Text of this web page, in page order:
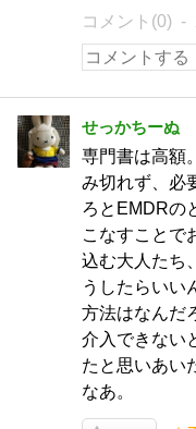
コメント(0)
せっかちーぬ
専門書は高額
み切れず、必
ろとEMDRの
こなすことで
込む大人たち
うしたらいい
方法はなんだ
介入できない
たと思いあい
なあ。